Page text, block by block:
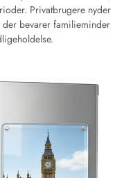
Privatbrugere nyder
der bevarer familieminder